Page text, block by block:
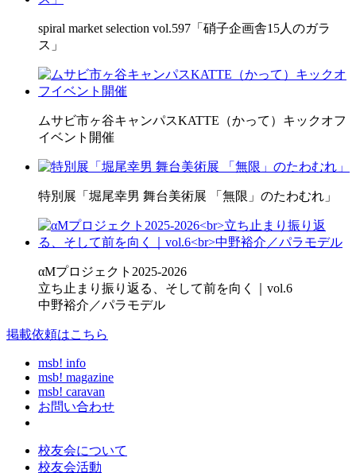
spiral market selection vol.597「硝子企画舎15人のガラ
ス」
ムサビ市ヶ谷キャンパスKATTE（かって）キックオフ
イベント開催
特別展「堀尾幸男 舞台美術展 「無限」のたわむれ」
αMプロジェクト2025-2026
立ち止まり振り返る、そして前を向く｜vol.6
中野裕介／パラモデル
掲載依頼はこちら
msb! info
msb! magazine
msb! caravan
お問い合わせ
校友会について
校友会活動